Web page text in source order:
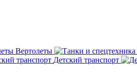
Вертолеты
Детский транспорт